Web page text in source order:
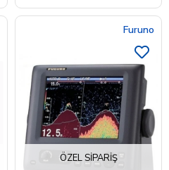
ÖZEL SIPARIŞ
Furuno